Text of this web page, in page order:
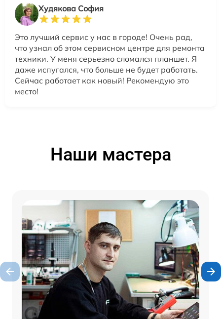
Худякова София
Это лучший сервис у нас в городе! Очень рад,
что узнал об этом сервисном центре для ремонта
техники. У меня серьезно сломался планшет. Я
даже испугался, что больше не будет работать.
Сейчас работает как новый! Рекомендую это
место!
Наши мастера